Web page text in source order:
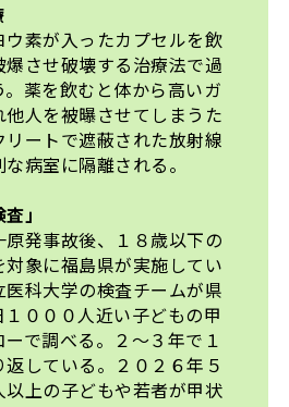
素が入ったカプセルを飲
させ破壊する治療法で過
薬を飲むと体から高いガ
人を被曝させてしまうた
ートで遮蔽された放射線
病室に隔離される。
」
発事故後、１８歳以下の
象に福島県が実施してい
科大学の検査チームが県
０００人近い子どもの甲
で調べる。２～３年で１
している。２０２６年５
上の子どもや若者が甲状